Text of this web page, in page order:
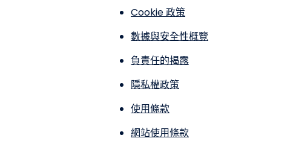
Cookie 政策
數據與安全性概覽
負責任的揭露
隱私權政策
使用條款
網站使用條款